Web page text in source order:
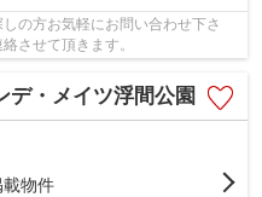
の方お気軽にお問い合わせ下さ
させて頂きます。
デ・メイツ浮間公園
物件